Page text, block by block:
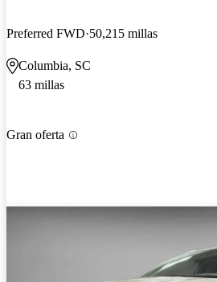
Preferred FWD 50,215 millas
Columbia, SC
63 millas
Gran oferta